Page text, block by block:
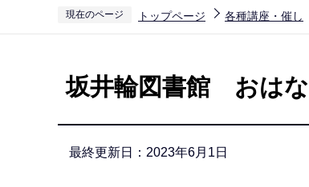
現在のページ トップページ 各種講座・催し
坂井輪図書館 おは
最終更新日：2023年6月1日